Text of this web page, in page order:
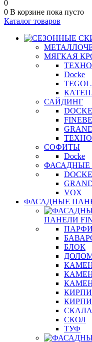
0
0 В корзине пока пусто
Каталог товаров
МЯГКАЯ
Docke
САЙДИНГ
DOCKE
СОФИТЫ
Docke
ФАСАДНЫЕ
DOCKE
VOX
ФАСАДНЫЕ
ПАНЕЛИ
БЛОК
СКАЛА
СКОЛ
ТУФ